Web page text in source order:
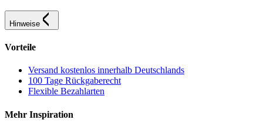
Hinweise
Vorteile
Versand kostenlos innerhalb Deutschlands
100 Tage Rückgaberecht
Flexible Bezahlarten
Mehr Inspiration